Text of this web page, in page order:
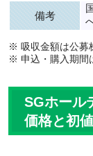
備考
※ 吸収金額は公募
※ 申込・購入期間
SGホール
価格と初値